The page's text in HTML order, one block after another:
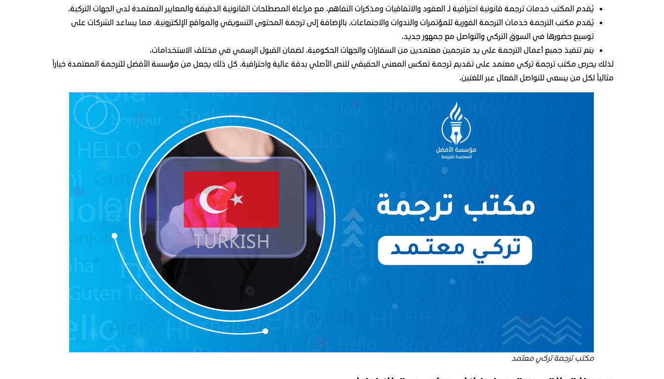
يُقدم المكتب خدمات ترجمة قانونية احترافية لـ العقود والاتفاقيات ومذكرات التفاهم، مع مراعاة المصطلحات القانونية الدقيقة والمعايير المعتمدة لدى الجهات التركية.
يُقدم مكتب الترجمة خدمات الترجمة الفورية للمؤتمرات والندوات والاجتماعات، بالإضافة إلى ترجمة المحتوى التسويقي والمواقع الإلكترونية، مما يساعد الشركات على
توسيع حضورها في السوق التركي والتواصل مع جمهور جديد.
يتم تنفيذ جميع أعمال الترجمة على يد مترجمين معتمدين من السفارات والجهات الحكومية، لضمان القبول الرسمي في مختلف الاستخدامات.
لذلك يحرص مكتب ترجمة تركي معتمد على تقديم ترجمة تعكس المعنى الحقيقي للنص الأصلي بدقة عالية واحترافية، كل ذلك يجعل من مؤسسة الأفضل للترجمة المعتمدة خياراً
مثالياً لكل من يسعى للتواصل الفعال عبر اللغتين.
مكتب ترجمة تركي معتمد